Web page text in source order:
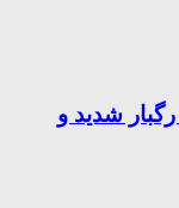
شدید و